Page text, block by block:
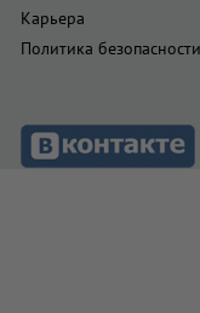
Карьера
Политика безопасности